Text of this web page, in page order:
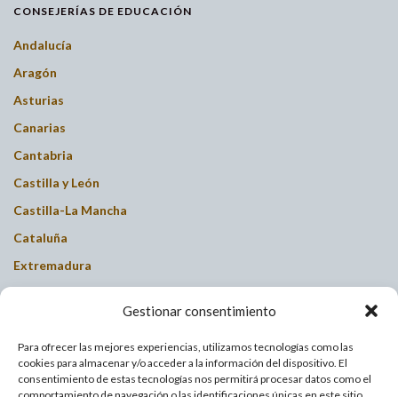
Gestionar consentimiento
Para ofrecer las mejores experiencias, utilizamos tecnologías como las
cookies para almacenar y/o acceder a la información del dispositivo. El
consentimiento de estas tecnologías nos permitirá procesar datos como el
CONSEJERÍAS DE EDUCACIÓN
Andalucía
Aragón
Asturias
Canarias
Cantabria
Castilla y León
Castilla-La Mancha
Cataluña
Extremadura
La Rioja
Madrid